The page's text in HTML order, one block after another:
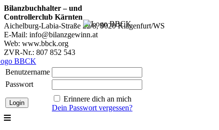
Bilanzbuchhalter – und
Controllerclub Kärnten
Aichelburg-Labia-Straße 22/8, 9020 Klagenfurt/WS
E-Mail: info@bilanzgewinn.at
Web: www.bbck.org
ZVR-Nr.: 807 852 543
Benutzername
Passwort
Erinnere dich an mich
Dein Passwort vergessen?